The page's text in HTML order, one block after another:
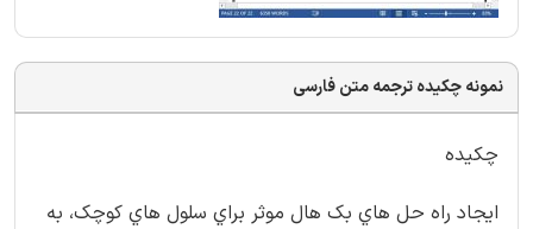
نمونه چکیده ترجمه متن فارسی
چکيده
ايجاد راه حل هاي بک هال موثر براي سلول هاي کوچک، به